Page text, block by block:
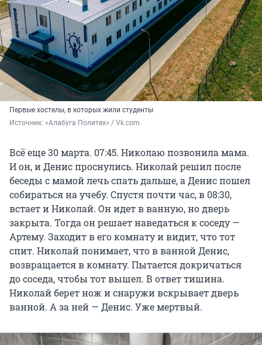
Первые хостелы, в которых жили студенты
Источник: «Алабуга Политех» / Vk.com
Всё еще 30 марта. 07:45. Николаю позвонила мама.
И он, и Денис проснулись. Николай решил после
беседы с мамой лечь спать дальше, а Денис пошел
собираться на учебу. Спустя почти час, в 08:30,
встает и Николай. Он идет в ванную, но дверь
закрыта. Тогда он решает наведаться к соседу —
Артему. Заходит в его комнату и видит, что тот
спит. Николай понимает, что в ванной Денис,
возвращается в комнату. Пытается докричаться
до соседа, чтобы тот вышел. В ответ тишина.
Николай берет нож и снаружи вскрывает дверь
ванной. А за ней — Денис. Уже мертвый.